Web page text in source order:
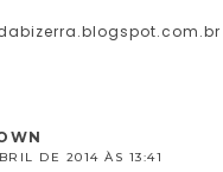
DE 2014 ÀS 13:41